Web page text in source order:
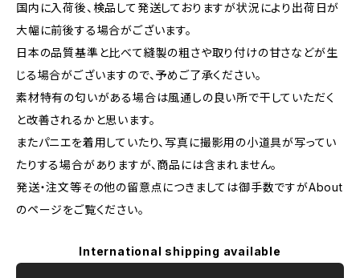
国内に入荷後、検品して発送しておりますが状況により出荷日が
大幅に前後する場合がございます。
日本の品質基準と比べて縫製の粗さや取り付けの甘さなどが生
じる場合がございますので、予めご了承ください。
素材特有の匂いがある場合は風通しの良い所で干していただく
と改善されるかと思います。
またパニエを着用していたり、写真に撮影用の小道具が写ってい
たりする場合がありますが、商品には含まれません。
発送・注文等その他の留意点につきましては御手数ですがAbout
のページをご覧ください。
International shipping available